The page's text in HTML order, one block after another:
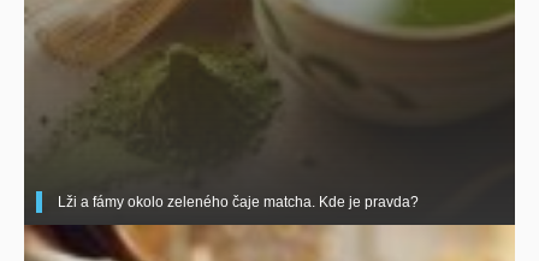
Lži a fámy okolo zeleného čaje matcha. Kde je pravda?